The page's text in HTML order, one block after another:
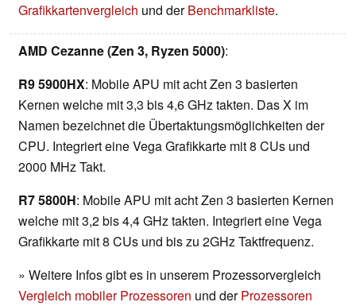
Grafikkartenvergleich und derBenchmarkliste.
AMD Cezanne (Zen 3, Ryzen 5000):
R9 5900HX: Mobile APU mit acht Zen 3 basierten
Kernen welche mit 3,3 bis 4,6 GHz takten. Das X im
Namen bezeichnet die Übertaktungsmöglichkeiten der
CPU. Integriert eine Vega Grafikkarte mit 8 CUs und
2000 MHz Takt.
R7 5800H: Mobile APU mit acht Zen 3 basierten Kernen
welche mit 3,2 bis 4,4 GHz takten. Integriert eine Vega
Grafikkarte mit 8 CUs und bis zu 2GHz Taktfrequenz.
» Weitere Infos gibt es in unserem Prozessorvergleich
Vergleich mobiler Prozessoren und derProzessoren